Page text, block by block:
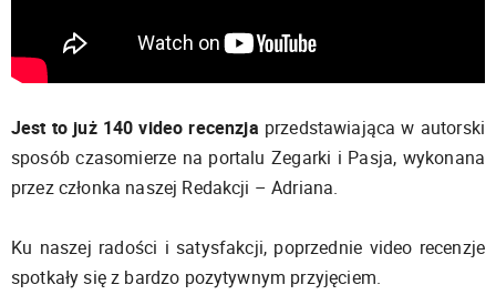
Jest to już 140 video recenzja przedstawiająca w autorski
sposób czasomierze na portalu Zegarki i Pasja, wykonana
przez członka naszej Redakcji – Adriana.
Ku naszej radości i satysfakcji, poprzednie video recenzje
spotkały się z bardzo pozytywnym przyjęciem.